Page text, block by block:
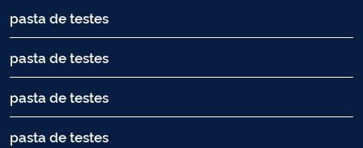
pasta de testes
pasta de testes
pasta de testes
pasta de testes